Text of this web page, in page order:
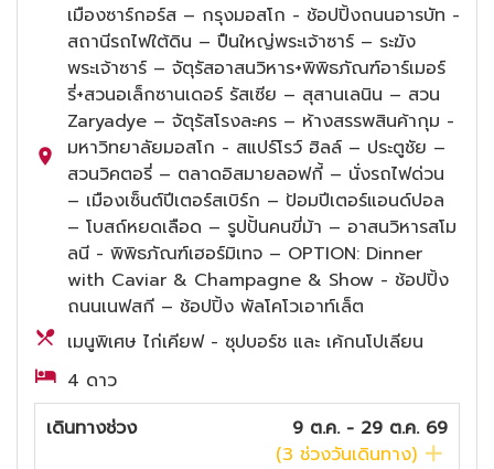
เมืองซาร์กอร์ส – กรุงมอสโก - ช้อปปิ้งถนนอารบัท -
สถานีรถไฟใต้ดิน – ปืนใหญ่พระเจ้าซาร์ – ระฆัง
พระเจ้าซาร์ – จัตุรัสอาสนวิหาร+พิพิธภัณฑ์อาร์เมอร์
รี่+สวนอเล็กซานเดอร์ รัสเซีย – สุสานเลนิน – สวน
Zaryadye – จัตุรัสโรงละคร – ห้างสรรพสินค้ากุม -
มหาวิทยาลัยมอสโก - สแปร์โรว์ ฮิลล์ – ประตูชัย –
สวนวิคตอรี่ – ตลาดอิสมายลอฟกี้ – นั่งรถไฟด่วน
– เมืองเซ็นต์ปีเตอร์สเบิร์ก – ป้อมปีเตอร์แอนด์ปอล
– โบสถ์หยดเลือด – รูปปั้นคนขี่ม้า – อาสนวิหารสโม
ลนี - พิพิธภัณฑ์เฮอร์มิเทจ – OPTION: Dinner
with Caviar & Champagne & Show - ช้อปปิ้ง
ถนนเนฟสกี – ช้อปปิ้ง พัลโคโวเอาท์เล็ต
เมนูพิเศษ ไก่เคียฟ - ซุปบอร์ช และ เค้กนโปเลียน
4 ดาว
เดินทางช่วง
9 ต.ค. - 29 ต.ค. 69
(3 ช่วงวันเดินทาง)